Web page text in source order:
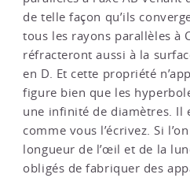
de telle façon qu’ils
tous les rayons parallèles à
réfracteront aussi à la
en D. Et cette propriété
figure bien que les
une infinité de diamètres. Il
comme vous l’écrivez. Si
longueur de l’œil et de la
obligés de fabriquer des